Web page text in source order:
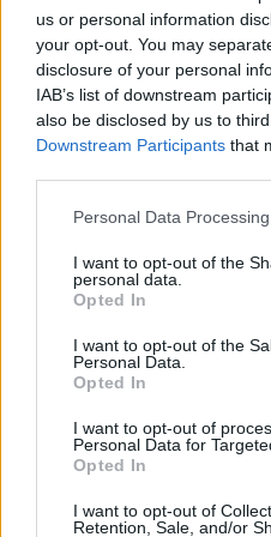
us or personal information
your opt-out. You may
disclosure of your personal
IAB’s list of downstream
also be disclosed by us to
Downstream Participants that
Personal Data
I want to opt-out of the
personal data.
Opted In
I want to opt-out of the
Personal Data.
Opted In
I want to opt-out of
Personal Data for
Opted In
I want to opt-out of
Retention, Sale, and/or
στο
εισιτηρίου διαρκείας
Οπαδός από κούνια